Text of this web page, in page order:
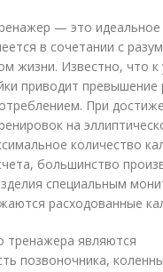
— это идеальное
в сочетании с
жизни. Известно, что
приводит превышение
При
на
количество
большинство
специальным
расходованные
тренажера являются
позвоночника,